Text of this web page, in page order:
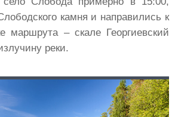
камня и направились к
маршрута – скале Георгиевский
реки.